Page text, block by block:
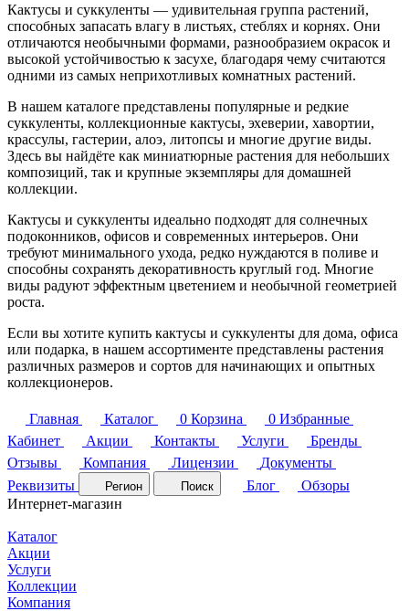
Кактусы и суккуленты — удивительная группа растений,
способных запасать влагу в листьях, стеблях и корнях. Они
отличаются необычными формами, разнообразием окрасок и
высокой устойчивостью к засухе, благодаря чему считаются
одними из самых неприхотливых комнатных растений.
В нашем каталоге представлены популярные и редкие
суккуленты, коллекционные кактусы, эхеверии, хавортии,
крассулы, гастерии, алоэ, литопсы и многие другие виды.
Здесь вы найдёте как миниатюрные растения для небольших
композиций, так и крупные экземпляры для домашней
коллекции.
Кактусы и суккуленты идеально подходят для солнечных
подоконников, офисов и современных интерьеров. Они
требуют минимального ухода, редко нуждаются в поливе и
способны сохранять декоративность круглый год. Многие
виды радуют эффектным цветением и необычной геометрией
роста.
Если вы хотите купить кактусы и суккуленты для дома, офиса
или подарка, в нашем ассортименте представлены растения
различных размеров и сортов для начинающих и опытных
коллекционеров.
Главная Каталог 0 Корзина 0 Избранные
Кабинет
Акции Контакты Услуги
Бренды
Отзывы
Компания Лицензии
Документы
Реквизиты
Регион Поиск Блог
Обзоры
Интернет-магазин
Каталог
Акции
Услуги
Коллекции
Компания